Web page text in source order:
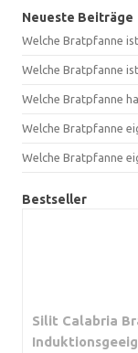
Neueste Beiträge
Welche Bratpfanne
Welche Bratpfanne
Welche Bratpfanne
Welche Bratpfanne
Welche Bratpfanne
Bestseller
Silit Calabria